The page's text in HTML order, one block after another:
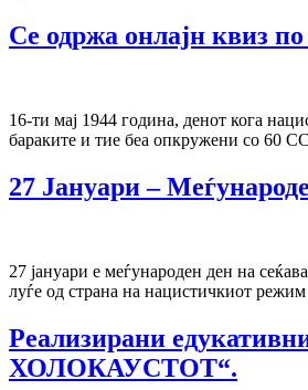
Се одржа онлајн квиз
16-ти мај 1944 година, денот кога
бараките и тие беа опкружени со 60
27 Јануари –
27 јануари е меѓународен ден на
луѓе од страна на нацистичкиот
Реализирани
ХОЛОКАУСТОТ“.